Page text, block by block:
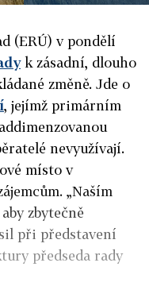
(ERÚ) v pondělí
k zásadní, dlouho
změně. Jde o
, jejímž primárním
nevyužívají.
místo v
„Naším
zbytečně
při představení
předseda rady